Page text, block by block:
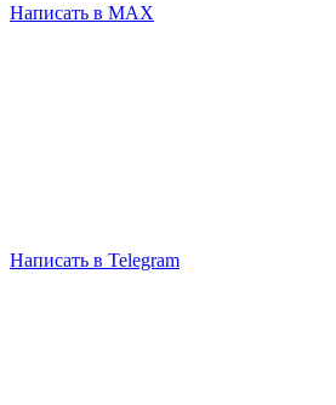
Написать в MAX
Написать в Telegram